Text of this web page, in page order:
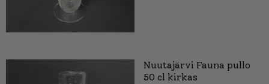
Nuutajärvi Fauna pullo
50 cl kirkas